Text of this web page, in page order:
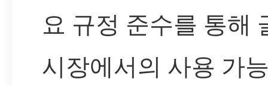
요 규정 준수를 통해
시장에서의 사용 가